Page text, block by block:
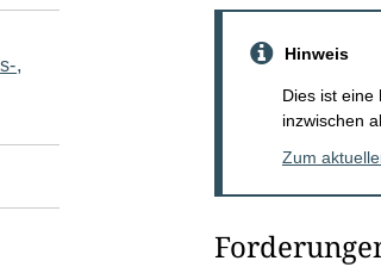
,
Hinweis
Dies ist eine
inzwischen
Zum